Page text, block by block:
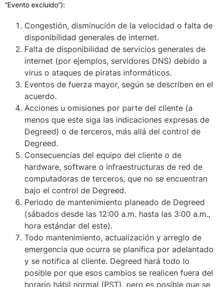
“Evento excluido”):
Congestión, disminución de la velocidad o falta de
disponibilidad generales de internet.
Falta de disponibilidad de servicios generales de
internet (por ejemplos, servidores DNS) debido a
virus o ataques de piratas informáticos.
Eventos de fuerza mayor, según se describen en el
acuerdo.
Acciones u omisiones por parte del cliente (a
menos que este siga las indicaciones expresas de
Degreed) o de terceros, más allá del control de
Degreed.
Consecuencias del equipo del cliente o de
hardware, software o infraestructuras de red de
computadoras de terceros, que no se encuentran
bajo el control de Degreed.
Periodo de mantenimiento planeado de Degreed
(sábados desde las 12:00 a.m. hasta las 3:00 a.m.,
hora estándar del este).
Todo mantenimiento, actualización y arreglo de
emergencia que ocurra se planifica por adelantado
y se notifica al cliente. Degreed hará todo lo
posible por que esos cambios se realicen fuera del
horario hábil normal (PST), pero es posible que se